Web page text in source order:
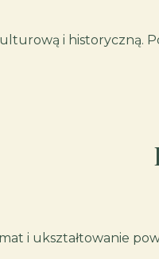
i historyczną.
i ukształtowanie